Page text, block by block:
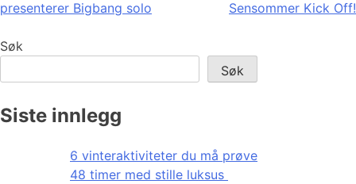
presenterer Bigbang solo
Sensommer Kick Off!
Søk
Søk
Siste innlegg
6 vinteraktiviteter du må prøve
48 timer med stille luksus